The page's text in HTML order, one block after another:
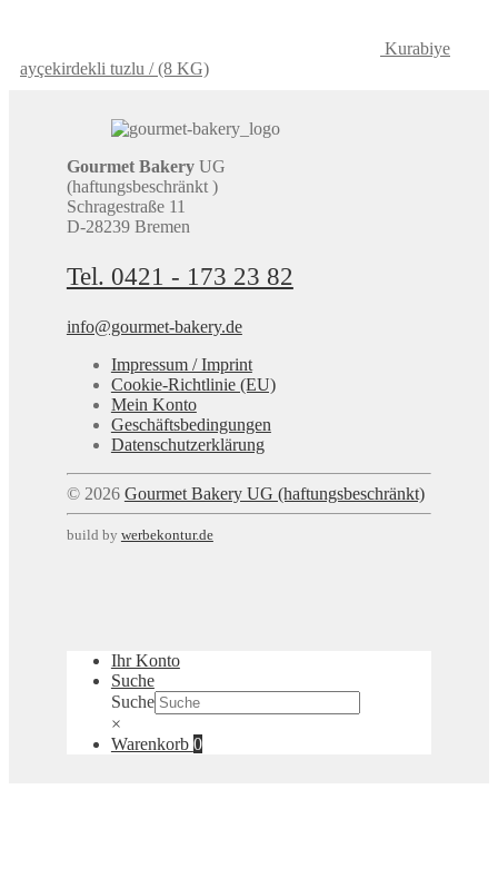
Kurabiye
ayçekirdekli tuzlu / (8 KG)
Gourmet BakeryUG
(haftungsbeschränkt )
Schragestraße 11
D-28239 Bremen
Tel. 0421 - 173 23 82
info@gourmet-bakery.de
Impressum / Imprint
Cookie-Richtlinie (EU)
Mein Konto
Geschäftsbedingungen
Datenschutzerklärung
© 2026 Gourmet Bakery UG (haftungsbeschränkt)
build by werbekontur.de
Ihr Konto
Suche
Suche
×
Warenkorb 0